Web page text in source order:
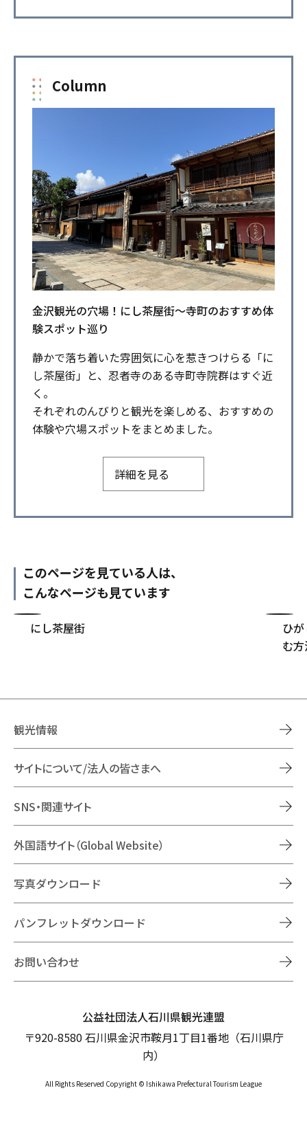
Column
金沢観光の穴場！にし茶屋街～寺町のおすすめ体
験スポット巡り
静かで落ち着いた雰囲気に心を惹きつけらる「に
し茶屋街」と、忍者寺のある寺町寺院群はすぐ近
く。
それぞれのんびりと観光を楽しめる、おすすめの
体験や穴場スポットをまとめました。
詳細を見る
このページを見ている人は、
こんなページも見ています
にし茶屋街
ひ
む
観光情報
サイトについて/法人の皆さまへ
SNS・関連サイト
外国語サイト（Global Website）
写真ダウンロード
パンフレットダウンロード
お問い合わせ
公益社団法人石川県観光連盟
〒920-8580 石川県金沢市鞍月1丁目1番地（石川県庁
内）
All Rights Reserved Copyright © Ishikawa Prefectural Tourism League